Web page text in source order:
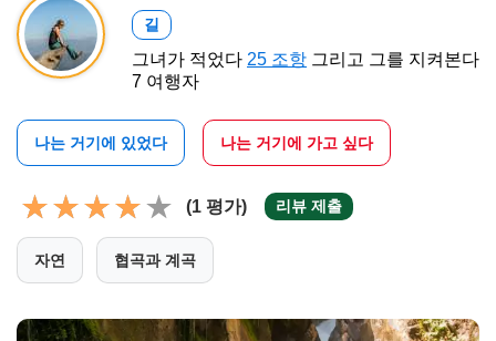
길
그녀가 적었다 25 조항 그리고 그를 지켜본다
7 여행자
나는 거기에 있었다 나는 거기에 가고 싶다
(1 평가) 리뷰 제출
자연 협곡과 계곡